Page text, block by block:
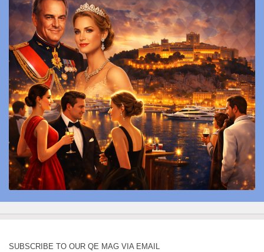
SUBSCRIBE TO OUR QE MAG VIA EMAIL